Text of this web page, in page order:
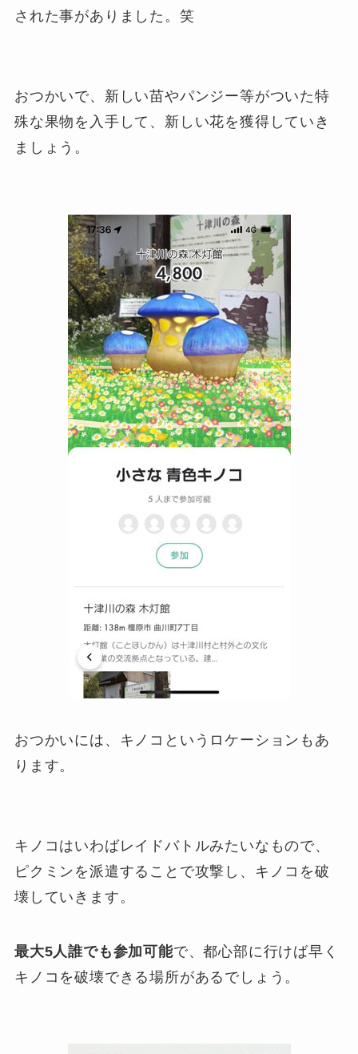
された事がありました。笑
おつかいで、新しい苗やパンジー等がついた特
殊な果物を入手して、新しい花を獲得していき
ましょう。
おつかいには、キノコというロケーションもあ
ります。
キノコはいわばレイドバトルみたいなもので、
ピクミンを派遣することで攻撃し、キノコを破
壊していきます。
最大5人誰でも参加可能で、都心部に行けば早く
キノコを破壊できる場所があるでしょう。